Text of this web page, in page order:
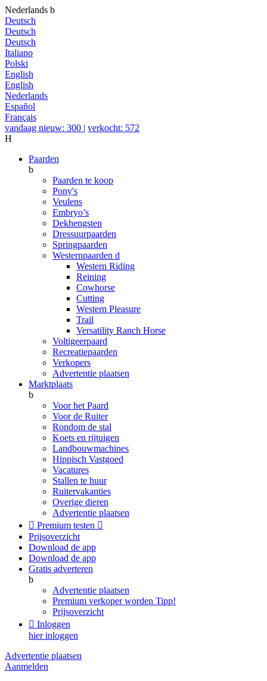
Nederlands b
Deutsch
Deutsch
Deutsch
Italiano
Polski
English
English
Nederlands
Español
Français
vandaag nieuw: 300 | verkocht: 572
H
Paarden
b
Paarden te koop
Pony's
Veulens
Embryo’s
Dekhengsten
Dressuurpaarden
Springpaarden
Westernpaarden d
Western Riding
Reining
Cowhorse
Cutting
Western Pleasure
Trail
Versatility Ranch Horse
Voltigeerpaard
Recreatiepaarden
Verkopers
Advertentie plaatsen
Marktplaats
b
Voor het Paard
Voor de Ruiter
Rondom de stal
Koets en rijtuigen
Landbouwmachines
Hippisch Vastgoed
Vacatures
Stallen te huur
Ruitervakanties
Overige dieren
Advertentie plaatsen
 Premium testen 
Prijsoverzicht
Download de app
Download de app
Gratis adverteren
b
Advertentie plaatsen
Premium verkoper worden Tipp!
Prijsoverzicht
 Inloggen
hier inloggen
Advertentie plaatsen
Aanmelden